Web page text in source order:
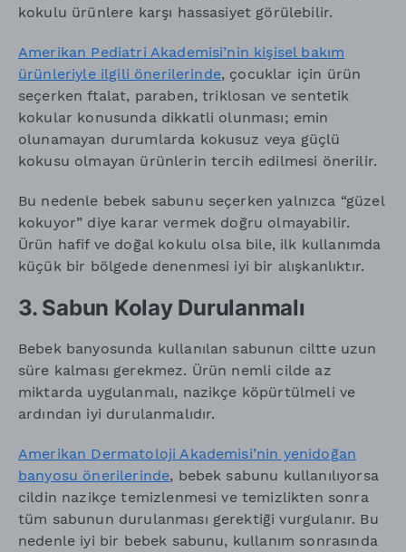
kokulu ürünlere karşı hassasiyet görülebilir.
Amerikan Pediatri Akademisi’nin kişisel bakım
ürünleriyle ilgili önerilerinde, çocuklar için ürün
seçerken ftalat, paraben, triklosan ve sentetik
kokular konusunda dikkatli olunması; emin
olunamayan durumlarda kokusuz veya güçlü
kokusu olmayan ürünlerin tercih edilmesi önerilir.
Bu nedenle bebek sabunu seçerken yalnızca “güzel
kokuyor” diye karar vermek doğru olmayabilir.
Ürün hafif ve doğal kokulu olsa bile, ilk kullanımda
küçük bir bölgede denenmesi iyi bir alışkanlıktır.
3. Sabun Kolay Durulanmalı
Bebek banyosunda kullanılan sabunun ciltte uzun
süre kalması gerekmez. Ürün nemli cilde az
miktarda uygulanmalı, nazikçe köpürtülmeli ve
ardından iyi durulanmalıdır.
Amerikan Dermatoloji Akademisi’nin yenidoğan
banyosu önerilerinde, bebek sabunu kullanılıyorsa
cildin nazikçe temizlenmesi ve temizlikten sonra
tüm sabunun durulanması gerektiği vurgulanır. Bu
nedenle iyi bir bebek sabunu, kullanım sonrasında